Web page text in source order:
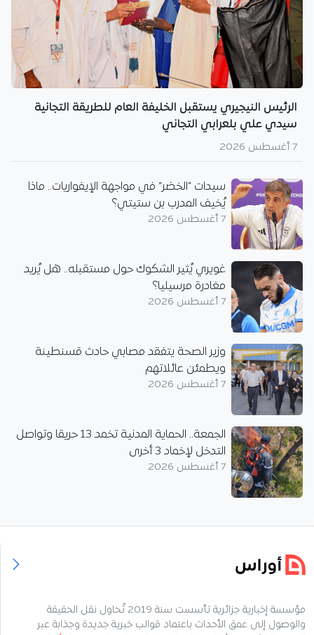
الرئيس النيجيري يستقبل الخليفة العام للطريقة التجانية
سيدي علي بلعرابي التجاني
7 أغسطس 2026
سيدات “الخضر” في مواجهة الإيفواريات.. ماذا
يُخيف المدرب بن ستيتي؟
7 أغسطس 2026
غويري يُثير الشكوك حول مستقبله.. هل يُريد
مغادرة مرسيليا؟
7 أغسطس 2026
وزير الصحة يتفقد مصابي حادث قسنطينة
ويطمئن عائلاتهم
7 أغسطس 2026
الجمعة.. الحماية المدنية تخمد 13 حريقا وتواصل
التدخل لإخماد 3 أخرى
7 أغسطس 2026
مؤسسة إخبارية جزائرية تأسست سنة 2019 تُحاول نقل الحقيقة
والوصول إلى عمق الأحداث باعتماد قوالب خبرية جديدة وجذابة عبر